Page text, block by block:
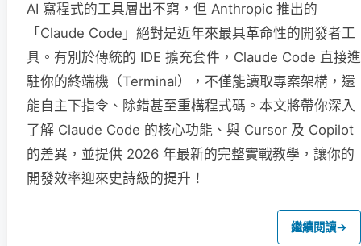
AI 寫程式的工具層出不窮，但 Anthropic 推出的
「Claude Code」絕對是近年來最具革命性的開發者工
具。有別於傳統的 IDE 擴充套件，Claude Code 直接進
駐你的終端機（Terminal），不僅能讀取專案架構，還
能自主下指令、除錯甚至重構程式碼。本文將帶你深入
了解 Claude Code 的核心功能、與 Cursor 及 Copilot
的差異，並提供 2026 年最新的完整實戰教學，讓你的
開發效率迎來史詩級的提升！
繼續閱讀→